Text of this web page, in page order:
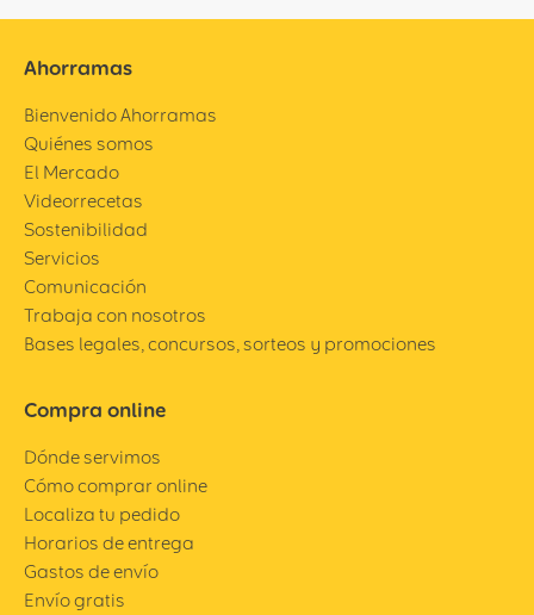
Ahorramas
Bienvenido Ahorramas
Quiénes somos
El Mercado
Videorrecetas
Sostenibilidad
Servicios
Comunicación
Trabaja con nosotros
Bases legales, concursos, sorteos y promociones
Compra online
Dónde servimos
Cómo comprar online
Localiza tu pedido
Horarios de entrega
Gastos de envío
Envío gratis